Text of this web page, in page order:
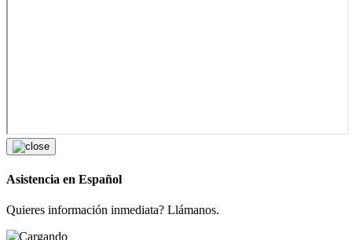
Asistencia en Español
Quieres información inmediata? Llámanos.